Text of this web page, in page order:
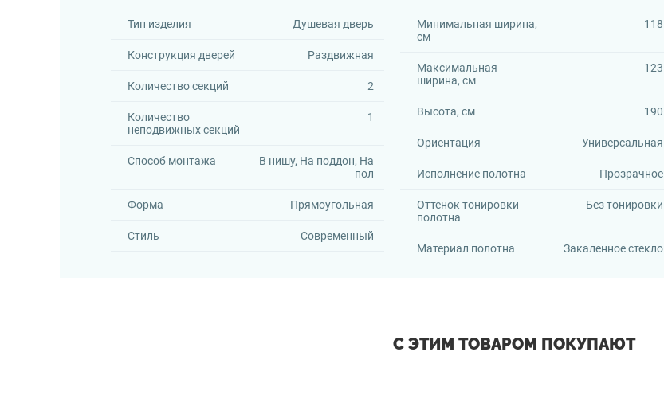
Тип изделия Душевая дверь
Конструкция дверей Раздвижная
Количество секций 2
Количество
неподвижных секций
1
Способ монтажа
В нишу, На поддон, На
пол
Форма Прямоугольная
Стиль Современный
Минимальная ширина,
см
118
Максимальная
ширина, см
123
Высота, см 190
Ориентация Универсальная
Исполнение полотна Прозрачное
Оттенок тонировки
полотна
Без тонировки
Материал полотна Закаленное стекло
С ЭТИМ ТОВАРОМ ПОКУПАЮТ